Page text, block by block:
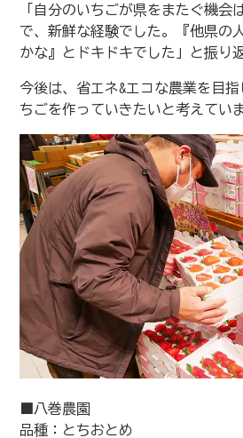
「自分のいちごが県をまたぐ機会
で、新鮮な経験でした。『他県の
かな』とドキドキでした」と振り
今後は、省エネ&エコな農業を目
ちごを作っていきたいと考えていま
■八巻農園
品種：とちおとめ